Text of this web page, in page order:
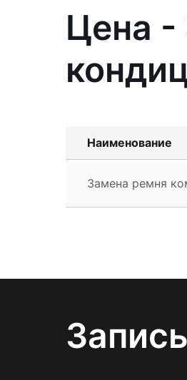
Цена -
Наименование
Замена ремня